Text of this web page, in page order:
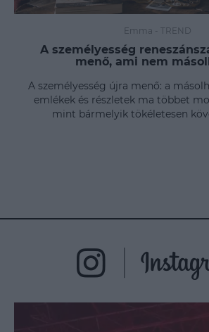
Emma - TREND
A személyesség
menő, ami nem
A személyesség újra menő: a
emlékek és részletek ma többet
mint bármelyik tökéletesen